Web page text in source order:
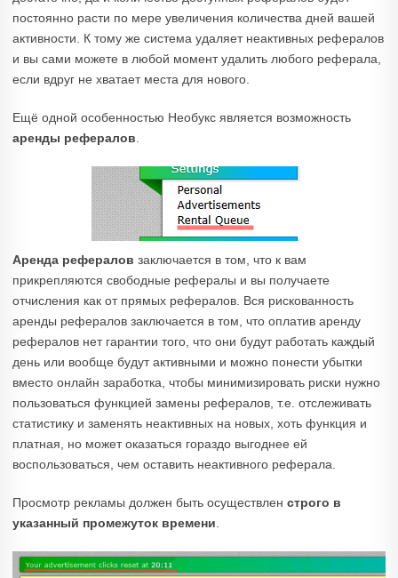
постоянно расти по мере увеличения количества дней вашей
активности. К тому же система удаляет неактивных рефералов
и вы сами можете в любой момент удалить любого реферала,
если вдруг не хватает места для нового.
Ещё одной особенностью Необукс является возможность
аренды рефералов
Аренда рефералов заключается в том, что к вам
прикрепляются свободные рефералы и вы получаете
отчисления как от прямых рефералов. Вся рискованность
аренды рефералов заключается в том, что оплатив аренду
рефералов нет гарантии того, что они будут работать каждый
день или вообще будут активными и можно понести убытки
вместо онлайн заработка, чтобы минимизировать риски нужно
пользоваться функцией замены рефералов, т.е. отслеживать
статистику и заменять неактивных на новых, хоть функция и
платная, но может оказаться гораздо выгоднее ей
воспользоваться, чем оставить неактивного реферала.
Просмотр рекламы должен быть осуществлен строго в
указанный промежуток времени